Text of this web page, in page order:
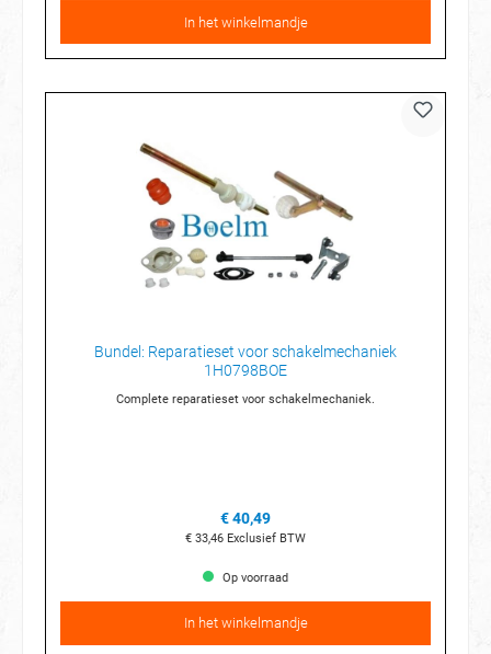
In het winkelmandje
Bundel: Reparatieset voor schakelmechaniek
1H0798BOE
Complete reparatieset voor schakelmechaniek.
€ 40,49
€ 33,46 Exclusief BTW
Op voorraad
In het winkelmandje